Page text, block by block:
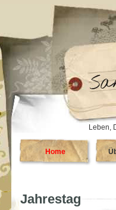
Leben,
Home
Jahrestag